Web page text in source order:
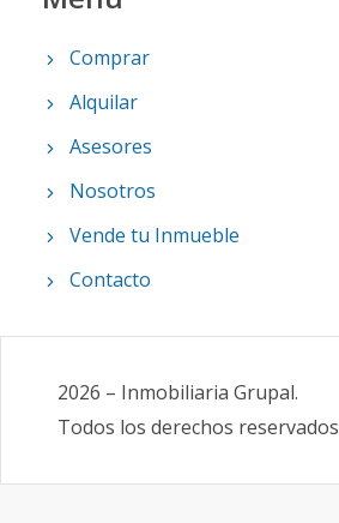
Comprar
Alquilar
Asesores
Nosotros
Vende tu Inmueble
Contacto
2026 – Inmobiliaria Grupal.
Todos los derechos reservados